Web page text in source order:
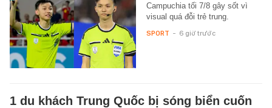
Campuchia tối 7/8 gây sốt vì
visual quá đỗi trẻ trung.
SPORT - 6 giờ trước
1 du khách Trung Quốc bị sóng biển cuốn